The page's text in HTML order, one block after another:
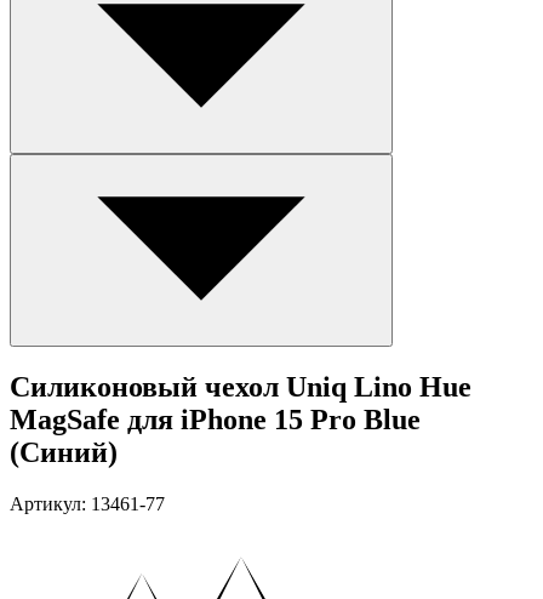
Силиконовый чехол Uniq Lino Hue
MagSafe для iPhone 15 Pro Blue
(Синий)
Артикул: 13461-77